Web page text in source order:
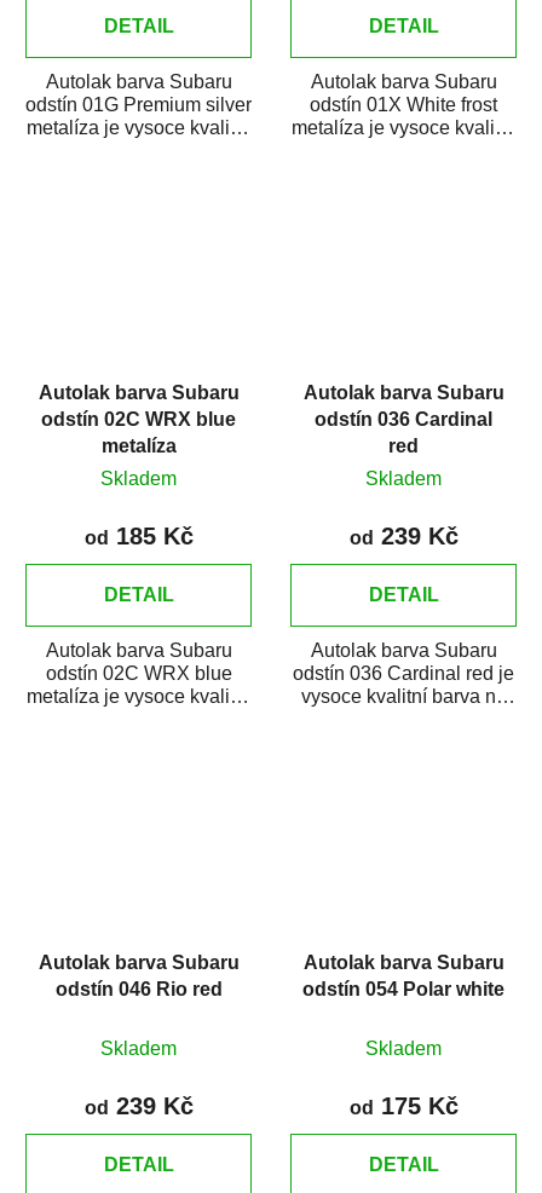
DETAIL
Autolak barva Subaru
odstín 01G Premium silver
metalíza je vysoce kvalitní
DETAIL
Autolak barva Subaru
odstín 01X White frost
metalíza je vysoce kvalitní
Autolak barva Subaru
odstín 02C WRX blue
metalíza
Skladem
od 185 Kč
DETAIL
Autolak barva Subaru
odstín 02C WRX blue
metalíza je vysoce kvalitní
Autolak barva Subaru
odstín 036 Cardinal
red
Skladem
od 239 Kč
DETAIL
Autolak barva Subaru
odstín 036 Cardinal red je
vysoce kvalitní barva na
Autolak barva Subaru
odstín 046 Rio red
Skladem
od 239 Kč
DETAIL
Autolak barva Subaru
odstín 054 Polar white
Skladem
od 175 Kč
DETAIL